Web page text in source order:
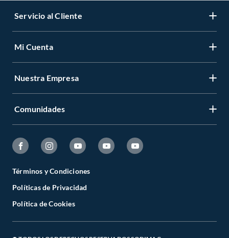
Servicio al Cliente
Mi Cuenta
Nuestra Empresa
Comunidades
Términos y Condiciones
Políticas de Privacidad
Política de Cookies